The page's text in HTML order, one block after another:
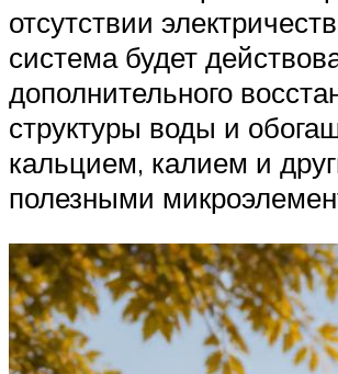
отсутствии
система будет
дополнительного
структуры воды и
кальцием, калием и
полезными